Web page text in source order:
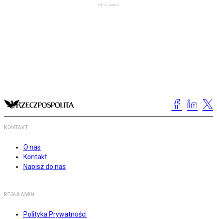
KONTAKT
O nas
Kontakt
Napisz do nas
REGULAMIN
Polityka Prywatności